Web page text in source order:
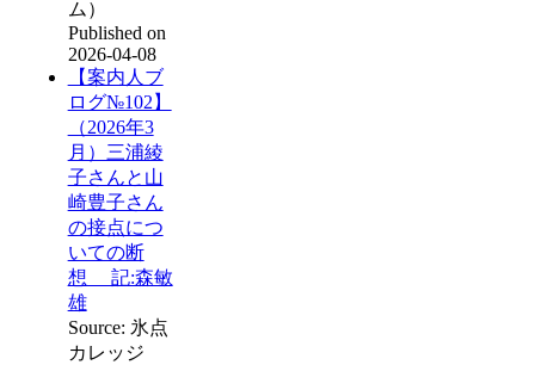
ム）
Published on
2026-04-08
【案内人ブ
ログ№102】
（2026年3
月）三浦綾
子さんと山
崎豊子さん
の接点につ
いての断
想 記:森敏
雄
Source: 氷点
カレッジ